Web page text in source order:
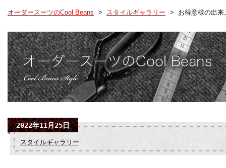
オーダースーツのCool Beans > スタイルギャラリー > お得意様の出来
2022年11月25日
スタイルギャラリー